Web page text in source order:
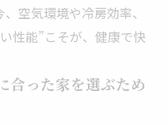
空気環境や冷房効率、
性能”こそが、健康で快
合った家を選ぶため